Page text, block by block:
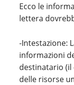
Ecco le
lettera
-Intestazione:
informazioni
destinatario
delle risorse